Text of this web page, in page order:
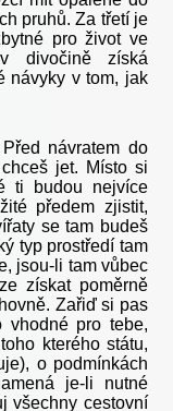
pruhů. Za třetí je
pro život ve
divočině získá
návyky v tom, jak
návratem do
jet. Místo si
ti budou nejvíce
předem zjistit,
se tam budeš
typ prostředí tam
jsou-li tam vůbec
získat poměrně
Zařiď si pas
pro tebe,
kterého státu,
o podmínkách
je-li nutné
všechny cestovní